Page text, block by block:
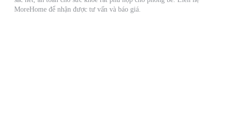
MoreHome để nhận được tư vấn và báo giá.